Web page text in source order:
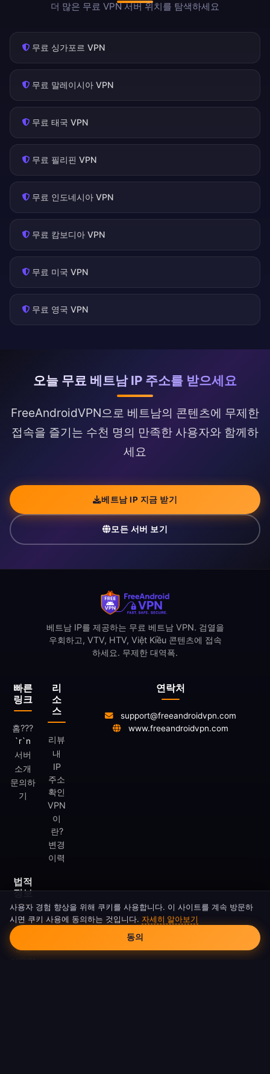
더 많은 무료 VPN 서버 위치를 탐색하세요
무료 싱가포르 VPN
무료 말레이시아 VPN
무료 태국 VPN
무료 필리핀 VPN
무료 인도네시아 VPN
무료 캄보디아 VPN
무료 미국 VPN
무료 영국 VPN
오늘 무료 베트남 IP 주소를 받으세요
FreeAndroidVPN으로 베트남의 콘텐츠에 무제한
접속을 즐기는 수천 명의 만족한 사용자와 함께하
세요
베트남 IP 지금 받기
모든 서버 보기
빠른
링크
홈???
`r`n
서버
소개
문의하
기
리
소
스
리뷰
내
IP
주소
확인
VPN
이
란?
변경
이력
법적
정보
개인정
보처리
방침
베트남 IP를 제공하는 무료 베트남 VPN. 검열을
우회하고, VTV, HTV, Việt Kiều 콘텐츠에 접속
하세요. 무제한 대역폭.
연락처
support@freeandroidvpn.com
www.freeandroidvpn.com
쿠키 동의
사용자 경험 향상을 위해 쿠키를 사용합니다. 이 사이트를 계속 방문하
시면 쿠키 사용에 동의하는 것입니다. 자세히 알아보기
동의